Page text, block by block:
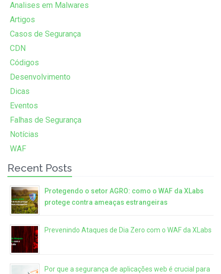
Analises em Malwares
Artigos
Casos de Segurança
CDN
Códigos
Desenvolvimento
Dicas
Eventos
Falhas de Segurança
Notícias
WAF
Recent Posts
Protegendo o setor AGRO: como o WAF da XLabs
protege contra ameaças estrangeiras
Prevenindo Ataques de Dia Zero com o WAF da XLabs
Por que a segurança de aplicações web é crucial para